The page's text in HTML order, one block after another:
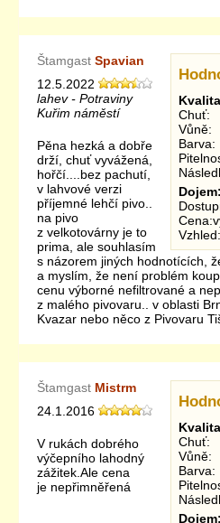
Chuť:
Vůně:
Barva:
Dojem:
Vzhled:
Štamgast Spavian
12.5.2022
lahev - Potraviny
Kuřim náměstí
Pěna hezká a dobře
drží, chuť vyvážená,
hořčí....bez pachutí,
v lahvové verzi
příjemné lehčí pivo..
na pivo
z velkotovárny je to
prima, ale souhlasím
s názorem jiných hodnotících,
a myslím, že není problém
cenu výborné nefiltrované a
z malého pivovaru.. v oblasti
Kvazar nebo něco z Pivovaru
Chuť:
Vůně:
Barva:
Dojem:
Štamgast Mistrm
24.1.2016
V rukách dobrého
výčepního lahodný
zážitek.Ale cena
je nepřimněřená